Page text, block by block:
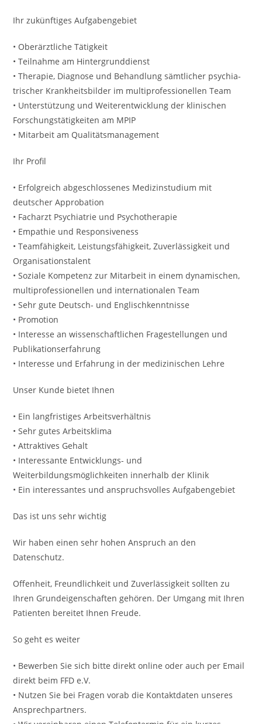
Ihr zukünftiges Aufgabengebiet
• Oberärztliche Tätig­keit
• Teilnahme am Hintergrund­dienst
• Therapie, Diagnose und Behandlung sämt­licher psychia­
trischer Krankheits­bilder im multi­professionellen Team
• Unterstützung und Weiter­entwicklung der klinischen
Forschungs­tätigkeiten am MPIP
• Mitarbeit am Qualitäts­management
Ihr Profil
• Erfolgreich abgeschlossenes Medizinstudium mit
deutscher Approbation
• Facharzt Psychiatrie und Psychotherapie
• Empathie und Responsiveness
• Teamfähigkeit, Leistungsfähigkeit, Zuverlässigkeit und
Organisationstalent
• Soziale Kompetenz zur Mitarbeit in einem dynamischen,
multi­professionellen und inter­nationalen Team
• Sehr gute Deutsch- und Englischkenntnisse
• Promotion
• Interesse an wissenschaftlichen Fragestellungen und
Publikationserfahrung
• Interesse und Erfahrung in der medizinischen Lehre
Unser Kunde bietet Ihnen
• Ein langfristiges Arbeitsverhältnis
• Sehr gutes Arbeitsklima
• Attraktives Gehalt
• Interessante Entwicklungs- und
Weiterbildungsmöglichkeiten innerhalb der Klinik
• Ein interessantes und anspruchs­volles Aufgaben­gebiet
Das ist uns sehr wichtig
Wir haben einen sehr hohen Anspruch an den
Datenschutz.
Offenheit, Freundlichkeit und Zuverlässigkeit sollten zu
Ihren Grundeigenschaften gehören. Der Umgang mit Ihren
Patienten bereitet Ihnen Freude.
So geht es weiter
• Bewerben Sie sich bitte direkt online oder auch per Email
direkt beim FFD e.V.
• Nutzen Sie bei Fragen vorab die Kontaktdaten unseres
Ansprechpartners.